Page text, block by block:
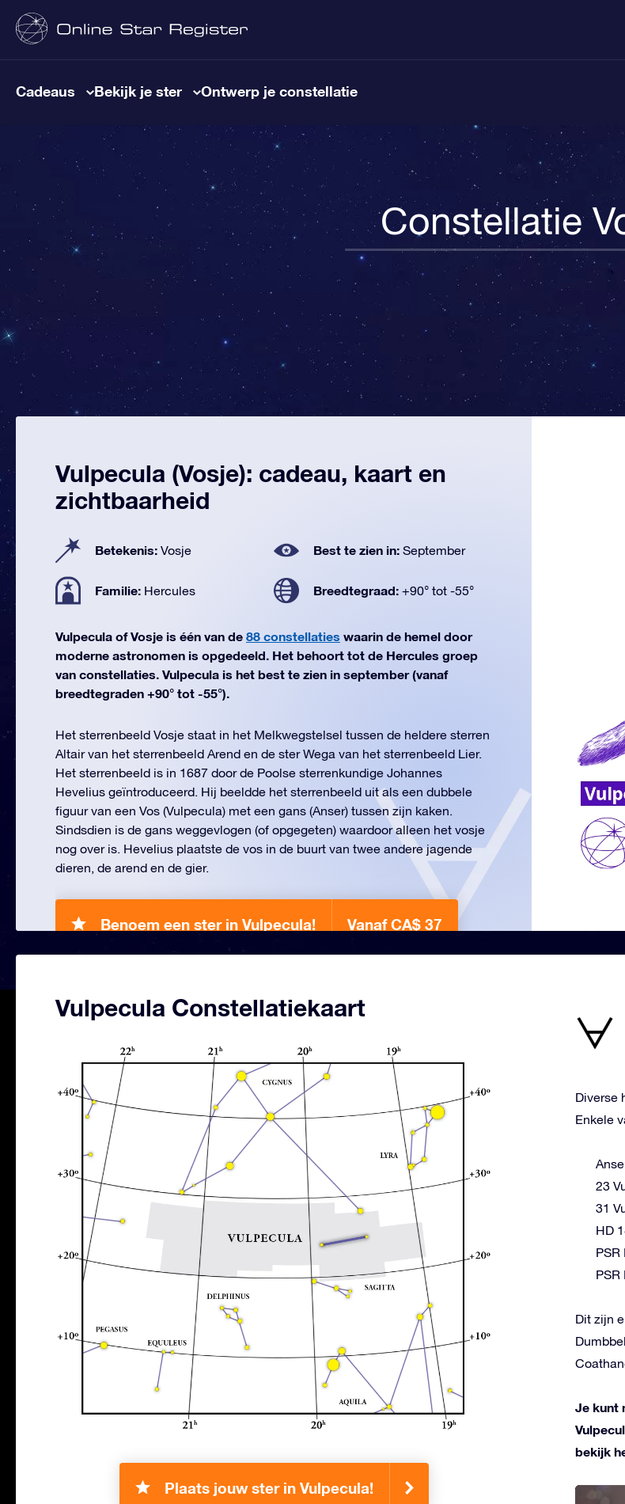
Cadeaus Bekijk je ster Ontwerp je constellatie
Constellatie
Vulpecula (Vosje): cadeau, kaart en
zichtbaarheid
Betekenis: Vosje Best te zien in: September
Familie: Hercules Breedtegraad: +90° tot -55°
Vulpecula of Vosje is één van de 88 constellaties waarin de hemel door
moderne astronomen is opgedeeld. Het behoort tot de Hercules groep
van constellaties. Vulpecula is het best te zien in september (vanaf
breedtegraden +90° tot -55°).
Het sterrenbeeld Vosje staat in het Melkwegstelsel tussen de heldere sterren
Altair van het sterrenbeeld Arend en de ster Wega van het sterrenbeeld Lier.
Het sterrenbeeld is in 1687 door de Poolse sterrenkundige Johannes
Hevelius geïntroduceerd. Hij beeldde het sterrenbeeld uit als een dubbele
figuur van een Vos (Vulpecula) met een gans (Anser) tussen zijn kaken.
Sindsdien is de gans weggevlogen (of opgegeten) waardoor alleen het vosje
nog over is. Hevelius plaatste de vos in de buurt van twee andere jagende
dieren, de arend en de gier.
Benoem een ster in Vulpecula! Vanaf CA$ 37
Vulpecula Constellatiekaart
Plaats jouw ster in Vulpecula!
Diverse
Enkele
23
31
HD
PSR
PSR
Dit zijn
Je kunt
bekijk